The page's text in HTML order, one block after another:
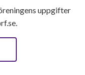
uppgifter